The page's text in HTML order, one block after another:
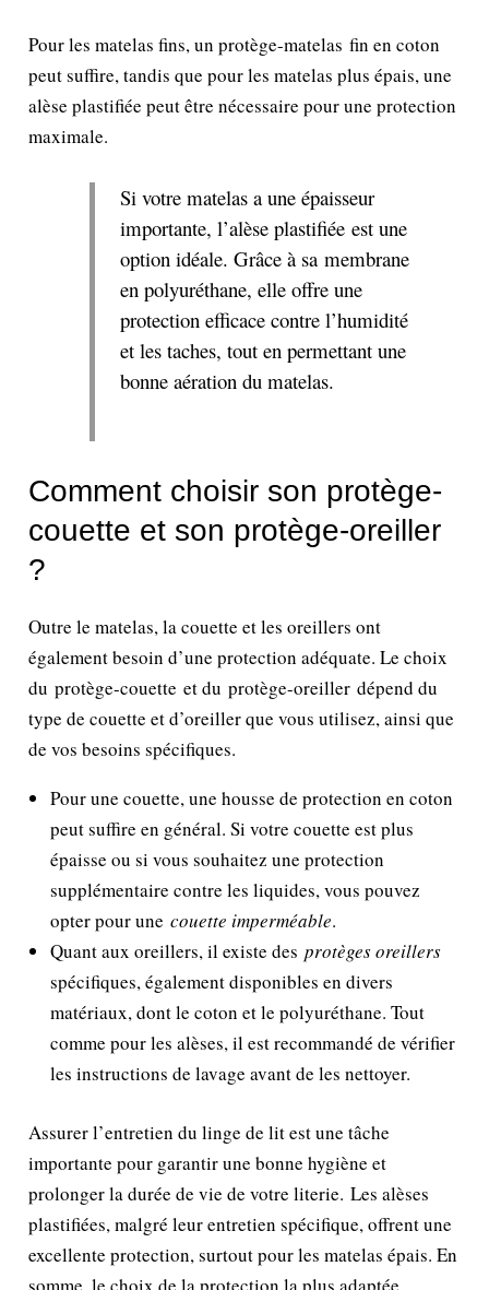
Pour les matelas fins, un protège-matelas fin en coton
peut suffire, tandis que pour les matelas plus épais, une
alèse plastifiée peut être nécessaire pour une protection
maximale.
Si votre matelas a une épaisseur
importante, l’alèse plastifiée est une
option idéale. Grâce à sa membrane
en polyuréthane, elle offre une
protection efficace contre l’humidité
et les taches, tout en permettant une
bonne aération du matelas.
Comment choisir son protège-
couette et son protège-oreiller
?
Outre le matelas, la couette et les oreillers ont
également besoin d’une protection adéquate. Le choix
du protège-couette et du protège-oreiller dépend du
type de couette et d’oreiller que vous utilisez, ainsi que
de vos besoins spécifiques.
Pour une couette, une housse de protection en coton
peut suffire en général. Si votre couette est plus
épaisse ou si vous souhaitez une protection
supplémentaire contre les liquides, vous pouvez
opter pour unecouette imperméable.
Quant aux oreillers, il existe desprotèges oreillers
spécifiques, également disponibles en divers
matériaux, dont le coton et le polyuréthane. Tout
comme pour les alèses, il est recommandé de vérifier
les instructions de lavage avant de les nettoyer.
Assurer l’entretien du linge de lit est une tâche
importante pour garantir une bonne hygiène et
prolonger la durée de vie de votre literie. Les alèses
plastifiées, malgré leur entretien spécifique, offrent une
excellente protection, surtout pour les matelas épais. En
somme, le choix de la protection la plus adaptée